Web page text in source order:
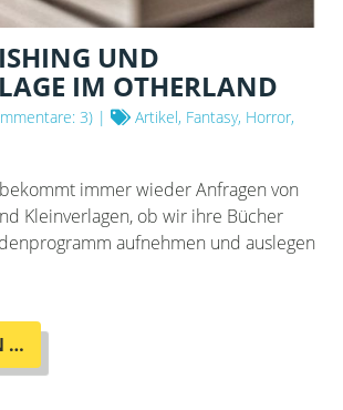
UND
IM OTHERLAND
3) |
Artikel, Fantasy, Horror,
bekommt immer wieder Anfragen von
Kleinverlagen, ob wir ihre Bücher
aufnehmen und auslegen
…
UND